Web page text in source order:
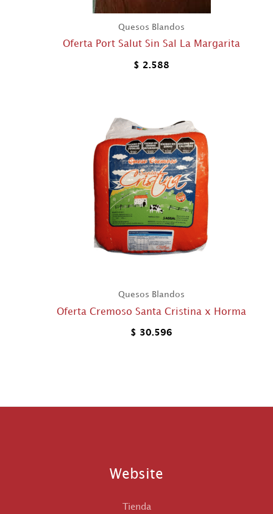
Quesos Blandos
Oferta Port Salut Sin Sal La Margarita
$ 2.588
Quesos Blandos
Oferta Cremoso Santa Cristina x Horma
$ 30.596
Website
Tienda